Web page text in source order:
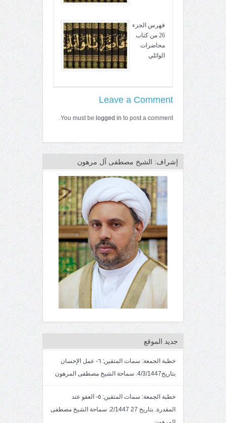
فهرس الجزء
26 من كتاب
محاضرات
الوائلي
Leave a Comment
You must be logged in to post a comment.
إشراف: الشيخ مصطفى آل مرهون
جديد الموقع
خطبة الجمعة: سمات المتقين: ٦- عمل الإحسان
بتاريخ4/3/1447. سماحة الشيخ مصطفى المرهون
خطبة الجمعة: سمات المتقين: ٥- العفو عند
المقدرة. بتاريخ 27 2/1447. سماحة الشيخ مصطفى